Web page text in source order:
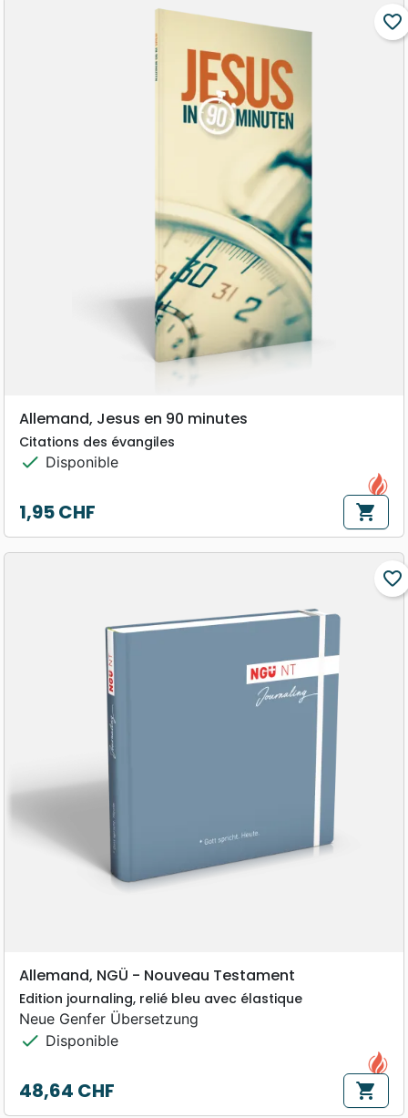
favorite_border
Allemand, Jesus en 90 minutes
Citations des évangiles
check Disponible
Prix
1,95 CHF shopping_cart
favorite_border
Allemand, NGÜ - Nouveau Testament
Edition journaling, relié bleu avec élastique
Neue Genfer Übersetzung
check Disponible
Prix
48,64 CHF shopping_cart